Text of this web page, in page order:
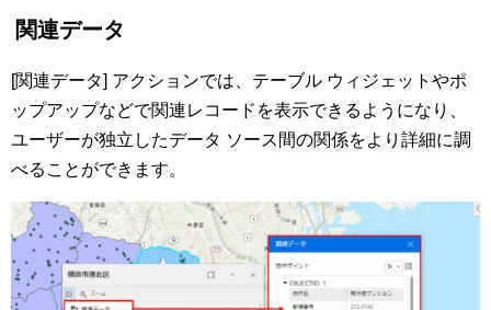
関連データ
[関連データ] アクションでは、テーブル ウィジェットやポ
ップアップなどで関連レコードを表示できるようになり、
ユーザーが独立したデータ ソース間の関係をより詳細に調
べることができます。